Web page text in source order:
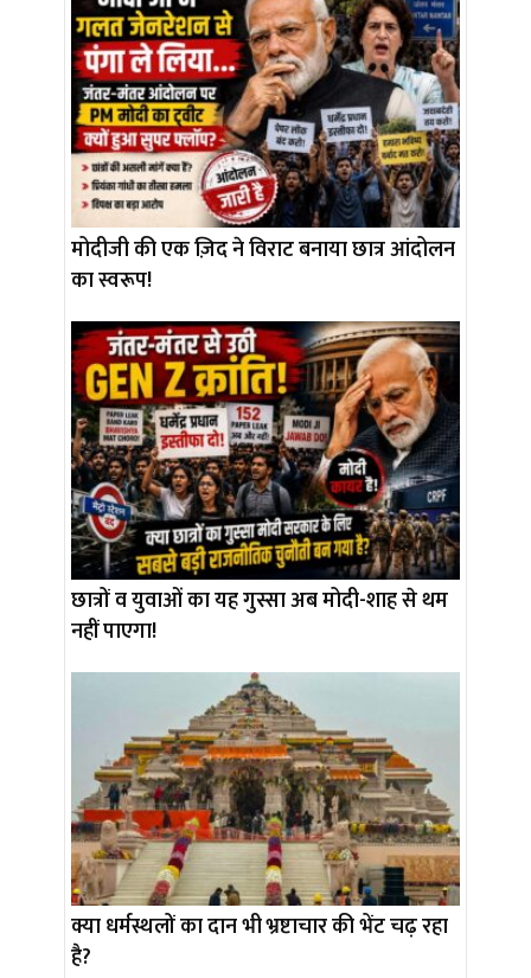
मोदीजी की एक ज़िद ने विराट बनाया छात्र आंदोलन
का स्वरूप!
छात्रों व युवाओं का यह गुस्सा अब मोदी-शाह से थम
नहीं पाएगा!
क्या धर्मस्थलों का दान भी भ्रष्टाचार की भेंट चढ़ रहा
है?